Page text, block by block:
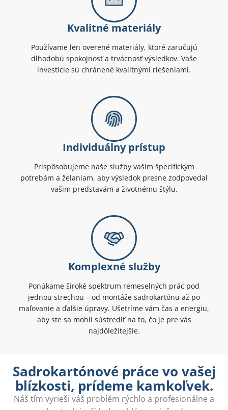
Kvalitné materiály
Používame len overené materiály, ktoré zaručujú
dlhodobú spokojnosť a trvácnosť výsledkov. Vaše
investície sú chránené kvalitnými riešeniami.
Individuálny prístup
Prispôsobujeme naše služby vašim špecifickým
potrebám a želaniam, aby výsledok presne zodpovedal
vašim predstavám a životnému štýlu.
Komplexné služby
Ponúkame široké spektrum remeselných prác pod
jednou strechou – od montáže sadrokartónu až po
maľovanie a ďalšie úpravy. Ušetríme vám čas a energiu,
aby ste sa mohli sústrediť na to, čo je pre vás
najdôležitejšie.
Sadrokartónové práce vo vašej
blízkosti, prídeme kamkoľvek.
Náš tím vyrieši váš problém rýchlo a profesionálne a